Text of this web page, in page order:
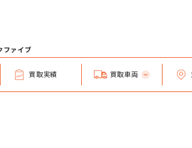
ファイブ
買取実績 買取車両